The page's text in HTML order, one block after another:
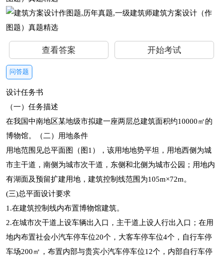
查看答案 开始考试
问答题
设计任务书
（一）任务描述
在我国中南地区某地级市拟建一座两层总建筑面积约10000㎡的
博物馆。（二）用地条件
用地范围见总平面图（图1），该用地地势平坦，用地西侧为城
市主干道，南侧为城市次干道，东侧和北侧为城市公园；用地内
有湖面及预留扩建用地，建筑控制线范围为105m×72m。
(三)总平面设计要求
1.在建筑控制线内布置博物馆建筑。
2.在城市次干道上设车辆出入口，主干道上设人行出入口；在用
地内布置社会小汽车停车位20个，大客车停车位4个，自行车停
车场200㎡，布置内部与贵宾小汽车停车位12个，内部自行车停